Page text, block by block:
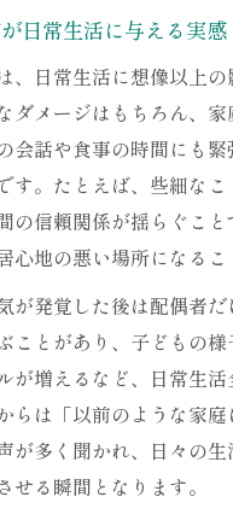
による精神的負担の代償
気の代償は重かったと証
気が発覚したなら迫られ
の発覚がもたらす代償
をしたらお金請求され
の代償で一番失うもの
の代償は離婚回避時に
浮気がバレた離婚した
めが左右する浮気慰謝料
の代償を証明する証拠集
日常生活に与える実感
、日常生活に想像以上の
ダメージはもちろん、
会話や食事の時間にも
す。たとえば、些細な
の信頼関係が揺らぐこ
心地の悪い場所になるこ
が発覚した後は配偶者
ことがあり、子どもの
が増えるなど、日常生活
らは「以前のような家庭
が多く聞かれ、日々の
せる瞬間となります。